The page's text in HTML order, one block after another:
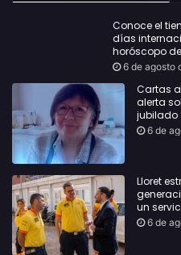
Conoce el
días
horóscopo
6 de agosto
Cartas
alerta
jubilado
urgente
6 de
Lloret
un
6 de